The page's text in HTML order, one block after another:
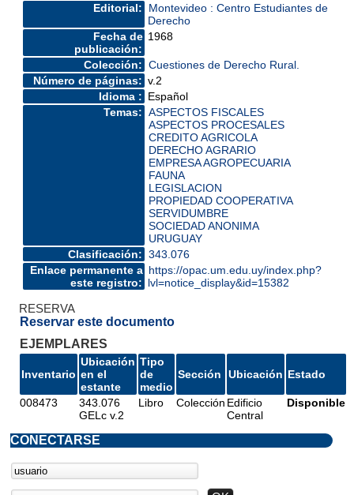
Editorial:
Montevideo : Centro Estudiantes de
Derecho
Fecha de
publicación:
1968
Colección: Cuestiones de Derecho Rural.
Número de páginas: v.2
Idioma : Español
Temas: ASPECTOS FISCALES
ASPECTOS PROCESALES
CREDITO AGRICOLA
DERECHO AGRARIO
EMPRESA AGROPECUARIA
FAUNA
LEGISLACION
PROPIEDAD COOPERATIVA
SERVIDUMBRE
SOCIEDAD ANONIMA
URUGUAY
Clasificación: 343.076
Enlace permanente a
este registro:
https://opac.um.edu.uy/index.php?
lvl=notice_display&id=15382
RESERVA
Reservar este documento
EJEMPLARES
Inventario
Ubicación
en el
estante
Tipo
de
medio
Sección Ubicación Estado
008473
343.076
GELc v.2
Libro Colección Edificio
Central
Disponible
CONECTARSE